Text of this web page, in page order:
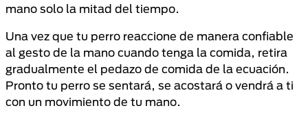
mano solo la mitad del tiempo.
Una vez que tu perro reaccione de manera confiable
al gesto de la mano cuando tenga la comida, retira
gradualmente el pedazo de comida de la ecuación.
Pronto tu perro se sentará, se acostará o vendrá a ti
con un movimiento de tu mano.